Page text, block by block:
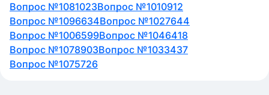
Вопрос №1081023Вопрос №1010912
Вопрос №1096634Вопрос №1027644
Вопрос №1006599Вопрос №1046418
Вопрос №1078903Вопрос №1033437
Вопрос №1075726